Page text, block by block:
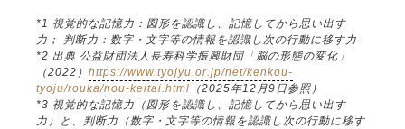
*1 視覚的な記憶力：図形を認識し、記憶してから思い出す
力； 判断力：数字・文字等の情報を認識し次の行動に移す力
*2 出典 公益財団法人長寿科学振興財団「脳の形態の変化」
（2022） https://www.tyojyu.or.jp/net/kenkou-
tyoju/rouka/nou-keitai.html （2025年12月9日参照）
*3 視覚的な記憶力（図形を認識し、記憶してから思い出す
力）と、判断力（数字・文字等の情報を認識し次の行動に移す